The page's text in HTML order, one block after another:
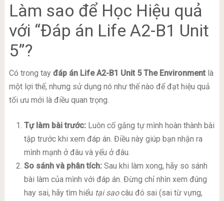
Làm sao để Học Hiệu quả
với “Đáp án Life A2-B1 Unit
5”?
Có trong tay đáp án Life A2-B1 Unit 5 The Environmentlà
một lợi thế, nhưng sử dụng nó như thế nào để đạt hiệu quả
tối ưu mới là điều quan trọng.
Tự làm bài trước:Luôn cố gắng tự mình hoàn thành bài
tập trước khi xem đáp án. Điều này giúp bạn nhận ra
mình mạnh ở đâu và yếu ở đâu.
So sánh và phân tích:Sau khi làm xong, hãy so sánh
bài làm của mình với đáp án. Đừng chỉ nhìn xem đúng
hay sai, hãy tìm hiểu tại saocâu đó sai (sai từ vựng,